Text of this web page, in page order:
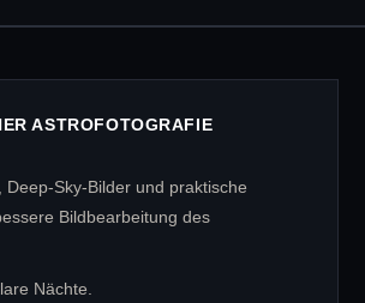
ASTROFOTOGRAFIE
Deep-Sky-Bilder und praktische
Bildbearbeitung des
Nächte.